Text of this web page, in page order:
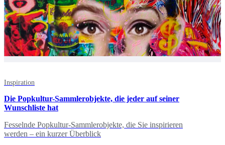
Inspiration
Die Popkultur-Sammlerobjekte, die jeder auf seiner
Wunschliste hat
Fesselnde Popkultur-Sammlerobjekte, die Sie inspirieren
werden – ein kurzer Überblick